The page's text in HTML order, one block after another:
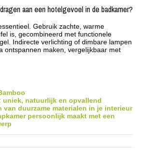
aan een hotelgevoel in de badkamer?
Gebruik zachte, warme
is, gecombineerd met functionele
Indirecte verlichting of dimbare lampen
ontspannen maken, vergelijkbaar met
uniek, natuurlijk en opvallend
van duurzame materialen in je interieur
persoonlijk maakt met een